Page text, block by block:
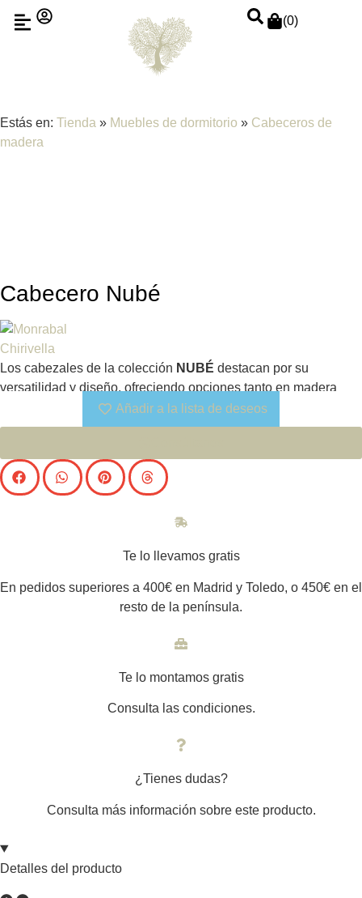
(0)
Estás en: Tienda » Muebles de dormitorio » Cabeceros de
madera
Cabecero Nubé
Los cabezales de la colección NUBÉ destacan por su
versatilidad y diseño, ofreciendo opciones tanto en madera
como tapizadas. Disponibles en diferentes formatos, permiten
crear composiciones adaptadas a cada espacio, siempre con
Añadir a la lista de deseos
Te lo llevamos gratis
En pedidos superiores a 400€ en Madrid y Toledo, o 450€ en el
resto de la península.
Te lo montamos gratis
Consulta las condiciones.
¿Tienes dudas?
Consulta más información sobre este producto.
Detalles del producto